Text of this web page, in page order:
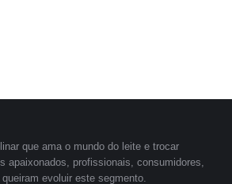
que ama o mundo do leite e trocar
apaixonados, profissionais, consumidores,
evoluir este segmento.